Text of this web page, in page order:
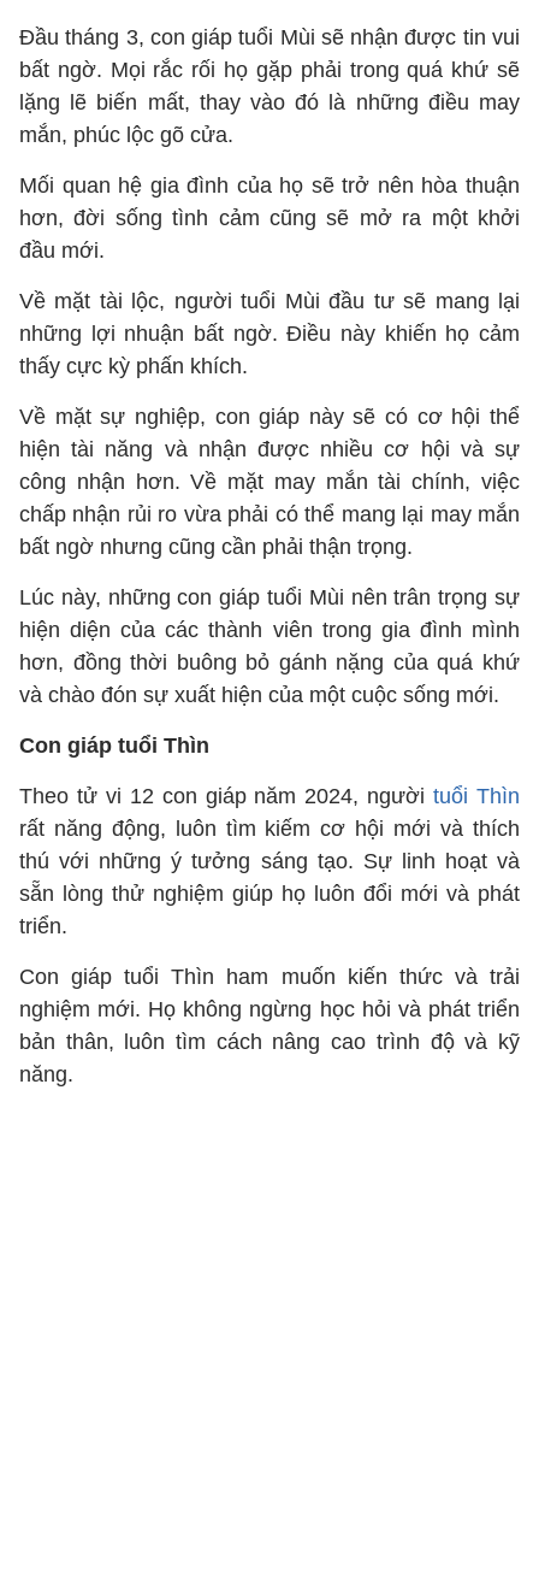
Đầu tháng 3, con giáp tuổi Mùi sẽ nhận được tin vui
bất ngờ. Mọi rắc rối họ gặp phải trong quá khứ sẽ
lặng lẽ biến mất, thay vào đó là những điều may
mắn, phúc lộc gõ cửa.
Mối quan hệ gia đình của họ sẽ trở nên hòa thuận
hơn, đời sống tình cảm cũng sẽ mở ra một khởi
đầu mới.
Về mặt tài lộc, người tuổi Mùi đầu tư sẽ mang lại
những lợi nhuận bất ngờ. Điều này khiến họ cảm
thấy cực kỳ phấn khích.
Về mặt sự nghiệp, con giáp này sẽ có cơ hội thể
hiện tài năng và nhận được nhiều cơ hội và sự
công nhận hơn. Về mặt may mắn tài chính, việc
chấp nhận rủi ro vừa phải có thể mang lại may mắn
bất ngờ nhưng cũng cần phải thận trọng.
Lúc này, những con giáp tuổi Mùi nên trân trọng sự
hiện diện của các thành viên trong gia đình mình
hơn, đồng thời buông bỏ gánh nặng của quá khứ
và chào đón sự xuất hiện của một cuộc sống mới.
Con giáp tuổi Thìn
Theo tử vi 12 con giáp năm 2024, ngườituổi Thìn
rất năng động, luôn tìm kiếm cơ hội mới và thích
thú với những ý tưởng sáng tạo. Sự linh hoạt và
sẵn lòng thử nghiệm giúp họ luôn đổi mới và phát
triển.
Con giáp tuổi Thìn ham muốn kiến thức và trải
nghiệm mới. Họ không ngừng học hỏi và phát triển
bản thân, luôn tìm cách nâng cao trình độ và kỹ
năng.